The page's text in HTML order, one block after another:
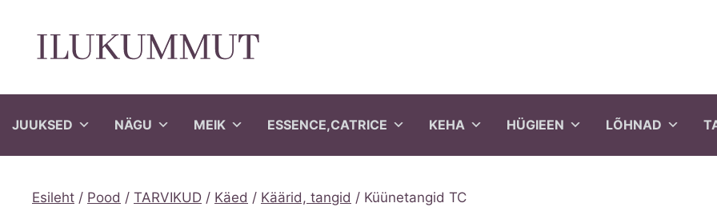
JUUKSED NÄGU MEIK ESSENCE,CATRICE KEHA HÜGIEEN LÕHNAD
Esileht / Pood / TARVIKUD / Käed / Käärid, tangid / Küünetangid TC